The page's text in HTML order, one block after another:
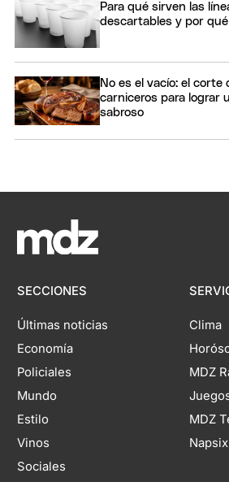
Para qué sirven las
descartables y por
No es el vacío: el corte
carniceros para lograr
sabroso
SECCIONES
Últimas noticias
Economía
Policiales
Mundo
Estilo
Vinos
Sociales
Clima
MDZ
MDZ
Napsix